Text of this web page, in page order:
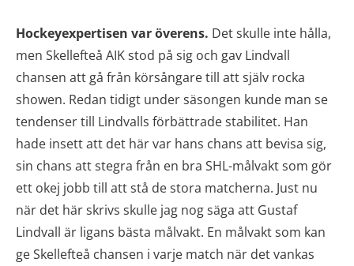
Hockeyexpertisen var överens. Det skulle inte hålla,
men Skellefteå AIK stod på sig och gav Lindvall
chansen att gå från körsångare till att själv rocka
showen. Redan tidigt under säsongen kunde man se
tendenser till Lindvalls förbättrade stabilitet. Han
hade insett att det här var hans chans att bevisa sig,
sin chans att stegra från en bra SHL-målvakt som gör
ett okej jobb till att stå de stora matcherna. Just nu
när det här skrivs skulle jag nog säga att Gustaf
Lindvall är ligans bästa målvakt. En målvakt som kan
ge Skellefteå chansen i varje match när det vankas